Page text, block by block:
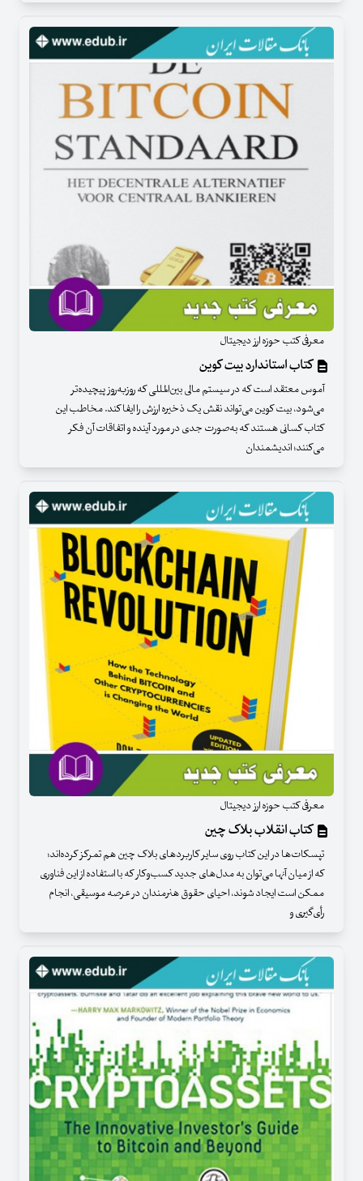
معرفی کتب حوزه ارز دیجیتال
کتاب استاندارد بیت کوین
آموس معتقد است که در سیستم مالی بین‌المللی که روزبه‌روز پیچیده‌تر
می‌شود، بیت کوین می‌تواند نقش یک ذخیره ارزش را ایفا کند. مخاطب این
کتاب کسانی هستند که به‌صورت جدی در مورد آینده و اتفاقات آن فکر
می‌کنند؛ اندیشمندان
معرفی کتب حوزه ارز دیجیتال
کتاب انقلاب بلاک چین
تپسکات‌ها در این کتاب روی سایر کاربردهای بلاک چین هم تمرکز کرده‌اند؛
که از میان آنها می‌توان به مدل‌های جدید کسب‌وکار که با استفاده از این فناوری
ممکن است ایجاد شوند، احیای حقوق هنرمندان در عرصه موسیقی، انجام
رأی‌گیری و